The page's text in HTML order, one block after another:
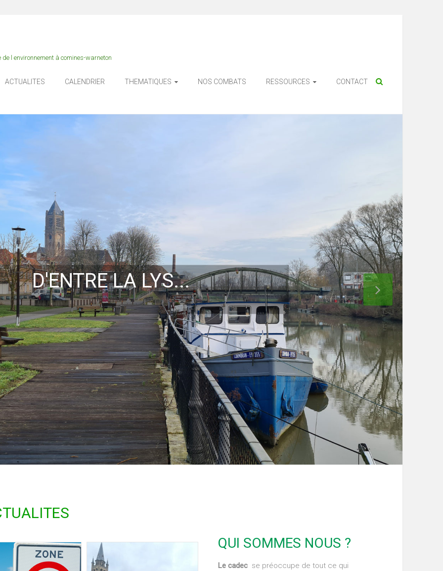
l environnement à comines-warneton
ACTUALITES CALENDRIER THEMATIQUES NOS COMBATS RESSOURCES CONTACT
D'ENTRE LA LYS...
... ET LA HUTTE
QUI SOMMES NOUS ?
Le cadecse préoccupe de tout ce qui